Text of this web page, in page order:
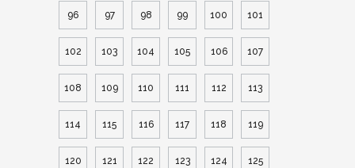
96 97 98 99 100 101
102 103 104 105 106 107
108 109 110 111 112 113
114 115 116 117 118 119
120 121 122 123 124 125